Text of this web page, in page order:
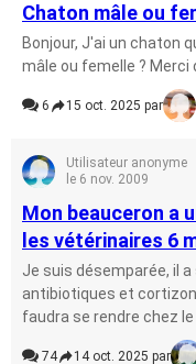
Chaton mâle ou
Bonjour, J'ai un chaton
mâle ou femelle ? Merci
6 15 oct. 2025 par
Utilisateur anonyme
le 6 nov. 2009
Mon beauceron a
les vétérinaires 6
Je suis désemparée, il
antibiotiques et
faudra se rendre chez le
74 14 oct. 2025 par